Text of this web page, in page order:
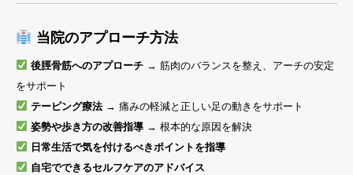
当院のアプローチ方法
後脛骨筋へのアプローチ→ 筋肉のバランスを整え、アーチの安定
をサポート
テーピング療法→ 痛みの軽減と正しい足の動きをサポート
姿勢や歩き方の改善指導→ 根本的な原因を解決
日常生活で気を付けるべきポイントを指導
自宅でできるセルフケアのアドバイス